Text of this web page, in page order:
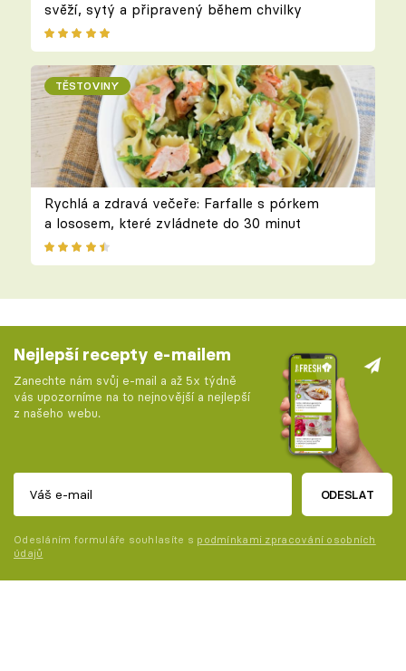
svěží, sytý a připravený během chvilky
TĚSTOVINY
Rychlá a zdravá večeře: Farfalle s pórkem
a lososem, které zvládnete do 30 minut
Nejlepší recepty e-mailem
Zanechte nám svůj e-mail a až 5x týdně
vás upozorníme na to nejnovější a nejlepší
z našeho webu.
ODESLAT
Odesláním formuláře souhlasíte s podmínkami zpracování osobních
údajů